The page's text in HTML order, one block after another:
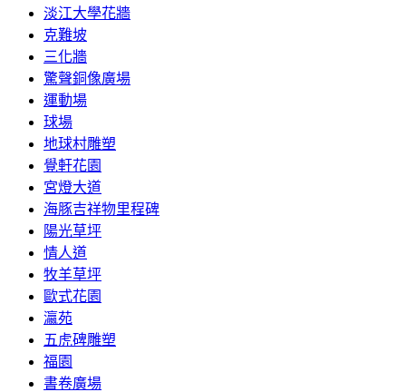
淡江大學花牆
克難坡
三化牆
驚聲銅像廣場
運動場
球場
地球村雕塑
覺軒花園
宮燈大道
海豚吉祥物里程碑
陽光草坪
情人道
牧羊草坪
歐式花園
瀛苑
五虎碑雕塑
福園
書卷廣場